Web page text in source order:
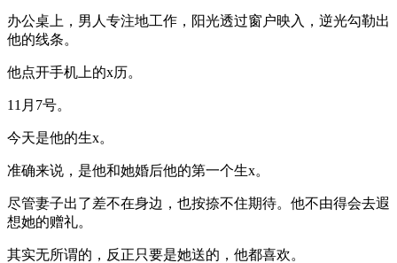
办公桌上，男人专注地工作，阳光透过窗户映入，逆光勾勒出
他的线条。
他点开手机上的x历。
11月7号。
今天是他的生x。
准确来说，是他和她婚后他的第一个生x。
尽管妻子出了差不在身边，也按捺不住期待。他不由得会去遐
想她的赠礼。
其实无所谓的，反正只要是她送的，他都喜欢。